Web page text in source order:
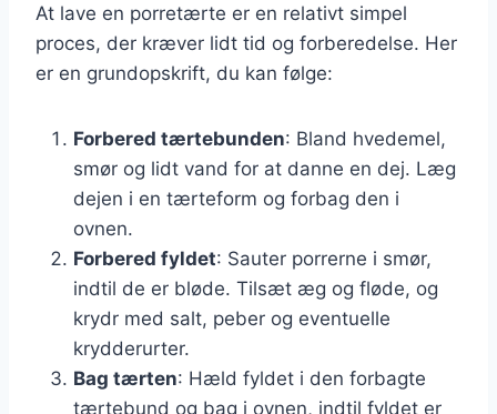
At lave en porretærte er en relativt simpel
proces, der kræver lidt tid og forberedelse. Her
er en grundopskrift, du kan følge:
Forbered tærtebunden: Bland hvedemel,
smør og lidt vand for at danne en dej. Læg
dejen i en tærteform og forbag den i
ovnen.
Forbered fyldet: Sauter porrerne i smør,
indtil de er bløde. Tilsæt æg og fløde, og
krydr med salt, peber og eventuelle
krydderurter.
Bag tærten: Hæld fyldet i den forbagte
tærtebund og bag i ovnen, indtil fyldet er